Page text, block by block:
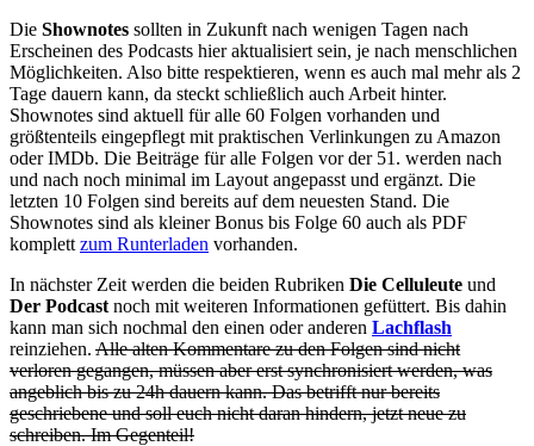
Die Shownotes sollten in Zukunft nach wenigen Tagen nach
Erscheinen des Podcasts hier aktualisiert sein, je nach menschlichen
Möglichkeiten. Also bitte respektieren, wenn es auch mal mehr als 2
Tage dauern kann, da steckt schließlich auch Arbeit hinter.
Shownotes sind aktuell für alle 60 Folgen vorhanden und
größtenteils eingepflegt mit praktischen Verlinkungen zu Amazon
oder IMDb. Die Beiträge für alle Folgen vor der 51. werden nach
und nach noch minimal im Layout angepasst und ergänzt. Die
letzten 10 Folgen sind bereits auf dem neuesten Stand. Die
Shownotes sind als kleiner Bonus bis Folge 60 auch als PDF
komplett zum Runterladen vorhanden.
In nächster Zeit werden die beiden Rubriken Die Celluleute und
Der Podcast noch mit weiteren Informationen gefüttert. Bis dahin
kann man sich nochmal den einen oder anderen Lachflash
reinziehen. Alle alten Kommentare zu den Folgen sind nicht
verloren gegangen, müssen aber erst synchronisiert werden, was
angeblich bis zu 24h dauern kann. Das betrifft nur bereits
geschriebene und soll euch nicht daran hindern, jetzt neue zu
schreiben. Im Gegenteil!